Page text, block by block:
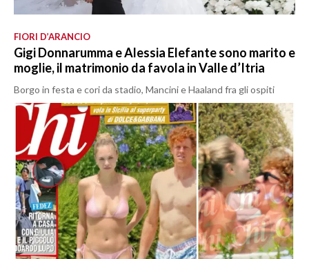
FIORI D’ARANCIO
Gigi Donnarumma e Alessia Elefante sono marito e
moglie, il matrimonio da favola in Valle d’Itria
Borgo in festa e cori da stadio, Mancini e Haaland fra gli ospiti